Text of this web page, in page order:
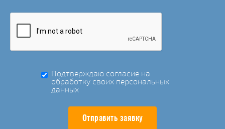
Подтверждаю согласие на
обработку своих персональных
данных
Отправить заявку